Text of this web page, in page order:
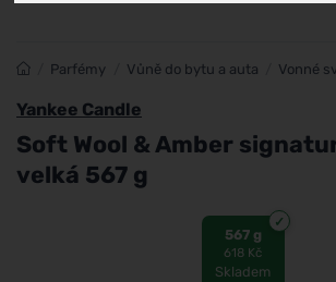
Parfémy Vůně do bytu a auta Vonné
Yankee Candle
Soft Wool & Amber
velká 567 g
567 g
618 Kč
Skladem